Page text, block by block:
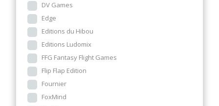
DV Games
Edge
Editions du Hibou
Editions Ludomix
FFG Fantasy Flight Games
Flip Flap Edition
Fournier
FoxMind